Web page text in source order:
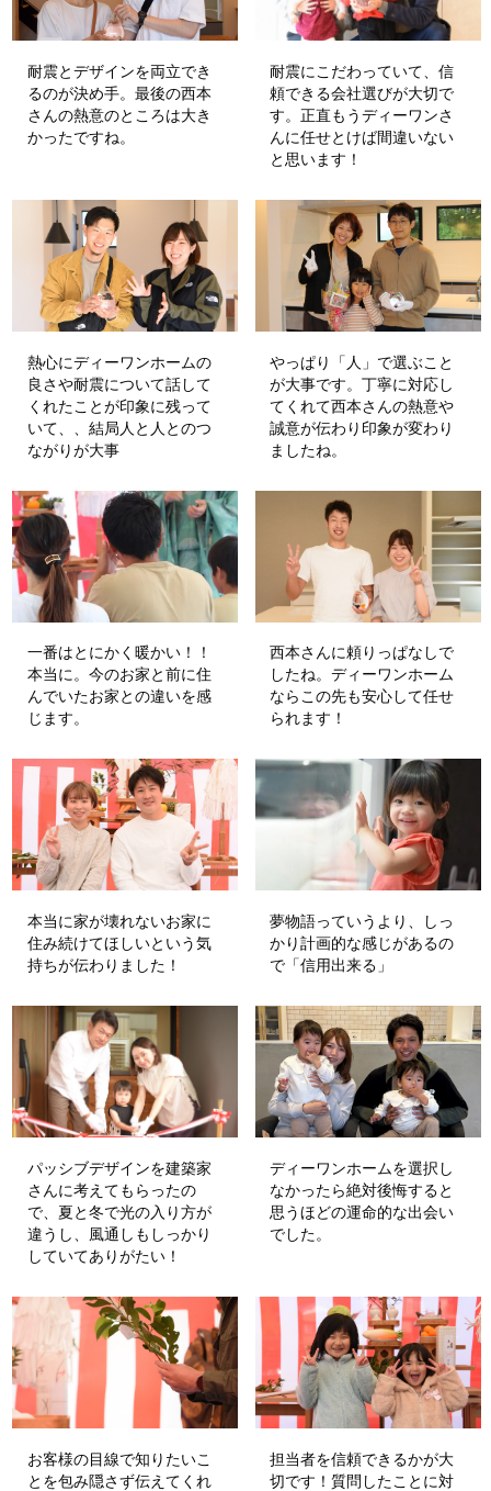
耐震とデザインを両立でき
るのが決め手。最後の西本
さんの熱意のところは大き
かったですね。
耐震にこだわっていて、信
頼できる会社選びが大切で
す。正直もうディーワンさ
んに任せとけば間違いない
と思います！
熱心にディーワンホームの
良さや耐震について話して
くれたことが印象に残って
いて、、結局人と人とのつ
ながりが大事
やっぱり「人」で選ぶこと
が大事です。丁寧に対応し
てくれて西本さんの熱意や
誠意が伝わり印象が変わり
ましたね。
一番はとにかく暖かい！！
本当に。今のお家と前に住
んでいたお家との違いを感
じます。
西本さんに頼りっぱなしで
したね。ディーワンホーム
ならこの先も安心して任せ
られます！
本当に家が壊れないお家に
住み続けてほしいという気
持ちが伝わりました！
夢物語っていうより、しっ
かり計画的な感じがあるの
で「信用出来る」
パッシブデザインを建築家
さんに考えてもらったの
で、夏と冬で光の入り方が
違うし、風通しもしっかり
していてありがたい！
ディーワンホームを選択し
なかったら絶対後悔すると
思うほどの運命的な出会い
でした。
お客様の目線で知りたいこ
とを包み隠さず伝えてくれ
担当者を信頼できるかが大
切です！質問したことに対